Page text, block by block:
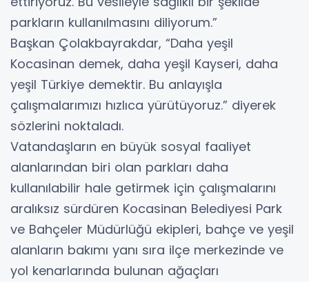
parkların kullanılmasını diliyorum.”
Başkan Çolakbayrakdar, “Daha yeşil
Kocasinan demek, daha yeşil Kayseri, daha
yeşil Türkiye demektir. Bu anlayışla
çalışmalarımızı hızlıca yürütüyoruz.” diyerek
sözlerini noktaladı.
Vatandaşların en büyük sosyal faaliyet
alanlarından biri olan parkları daha
kullanılabilir hale getirmek için çalışmalarını
aralıksız sürdüren Kocasinan Belediyesi Park
ve Bahçeler Müdürlüğü ekipleri, bahçe ve yeşil
alanların bakımı yanı sıra ilçe merkezinde ve
yol kenarlarında bulunan ağaçları